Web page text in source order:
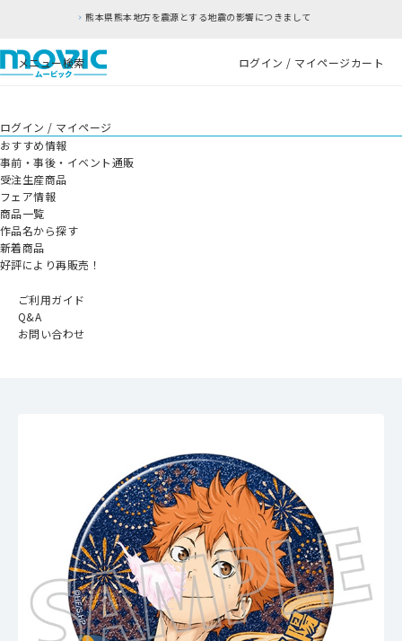
方を震源とする地震の影響につきまして
メニュー検索 ログイン / マイページカート
ログイン / マイページ
おすすめ情報
事前・事後・イベント通販
受注生産商品
フェア情報
商品一覧
作品名から探す
新着商品
好評により再販売！
ご利用ガイド
Q&A
お問い合わせ